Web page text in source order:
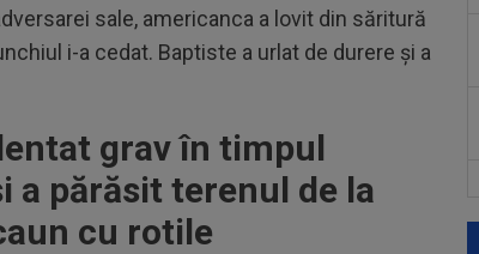
sale, americanca a lovit din săritură
i-a cedat. Baptiste a urlat de durere și a
grav în timpul
a părăsit terenul de la
cu rotile